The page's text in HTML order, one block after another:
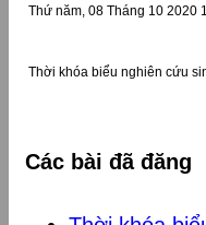
Thứ năm, 08 Tháng 10 2020
Thời khóa biểu nghiên cứu
Các bài đã đăng